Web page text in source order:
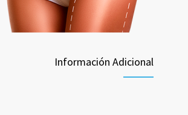
Información Adicional